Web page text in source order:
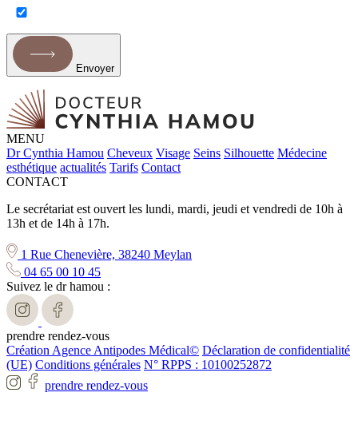
Envoyer
MENU
Dr Cynthia Hamou Cheveux Visage Seins Silhouette Médecine
esthétique actualités Tarifs Contact
CONTACT
Le secrétariat est ouvert les lundi, mardi, jeudi et vendredi de 10h à
13h et de 14h à 17h.
1 Rue Chenevière, 38240 Meylan
04 65 00 10 45
Suivez le dr hamou :
prendre rendez-vous
Création Agence Antipodes Médical© Déclaration de confidentialité
(UE) Conditions générales N° RPPS : 10100252872
prendre rendez-vous